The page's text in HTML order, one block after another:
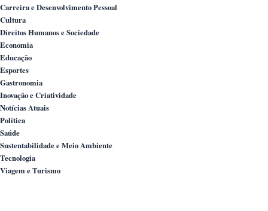
Carreira e Desenvolvimento Pessoal
Cultura
Direitos Humanos e Sociedade
Economia
Educação
Esportes
Gastronomia
Inovação e Criatividade
Notícias Atuais
Política
Saúde
Sustentabilidade e Meio Ambiente
Tecnologia
Viagem e Turismo